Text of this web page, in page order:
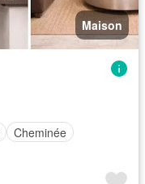
Maison
Cheminée